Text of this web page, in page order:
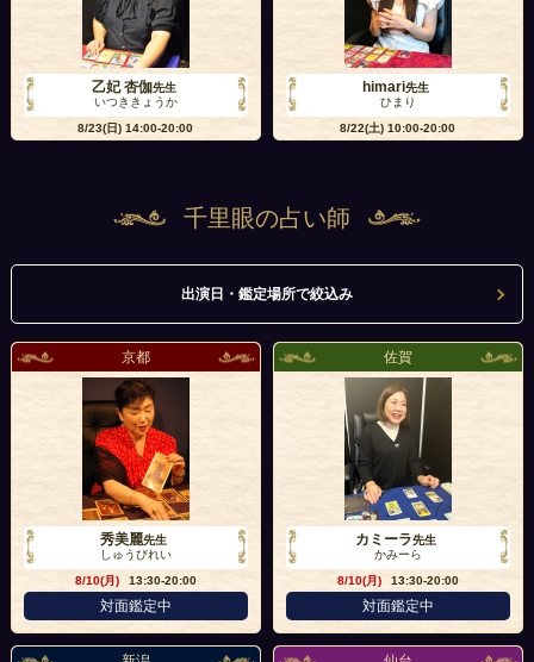
乙妃 杏伽先生
いつききょうか
8/23(日)14:00-20:00
himari先生
ひまり
8/22(土)10:00-20:00
千里眼の占い師
出演日・鑑定場所で絞込み
京都
秀美麗先生
しゅうびれい
8/10(月)
13:30-20:00
対面鑑定中
佐賀
カミーラ先生
かみーら
8/10(月)
13:30-20:00
対面鑑定中